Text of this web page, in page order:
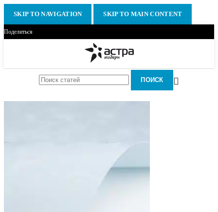
SKIP TO NAVIGATION SKIP TO MAIN CONTENT
Поделиться
ПОИСК